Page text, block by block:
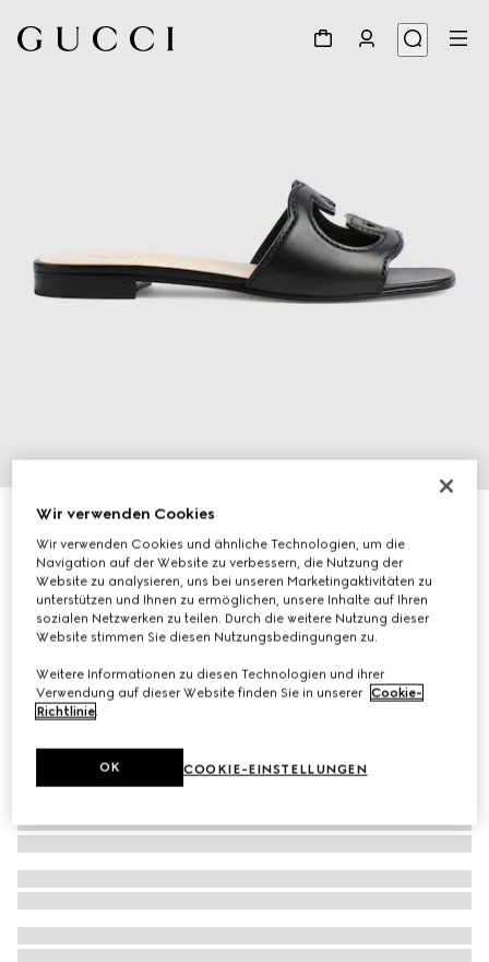
Damenpantolette mit GG
€ 420
Wir verwenden Cookies
Wir verwenden Cookies und ähnliche Technologien, um die
Navigation auf der Website zu verbessern, die Nutzung der
Website zu analysieren, uns bei unseren Marketingaktivitäten zu
unterstützen und Ihnen zu ermöglichen, unsere Inhalte auf Ihren
sozialen Netzwerken zu teilen. Durch die weitere Nutzung dieser
Website stimmen Sie diesen Nutzungsbedingungen zu.
Weitere Informationen zu diesen Technologien und ihrer
Verwendung auf dieser Website finden Sie in unserer Cookie-
Richtlinie.
COOKIE-EINSTELLUNGEN
OK